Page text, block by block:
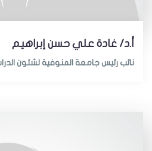
أ.د/ غادة علي حسن إبراهيم
نائب رئيس جامعة المنوفية لشئون